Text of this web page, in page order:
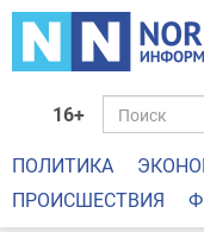
16+
ПОЛИТИКА
ПРОИСШЕСТВИЯ